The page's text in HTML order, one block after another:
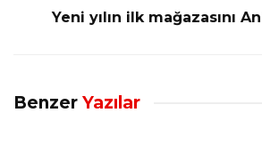
Yeni yılın ilk mağazasını
Benzer Yazılar